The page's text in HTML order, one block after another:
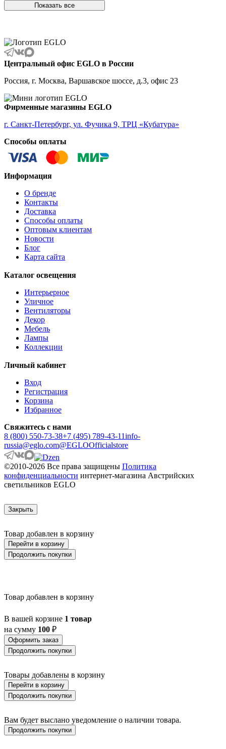
ALBARACCIN
ALCUDIA
ALDERNEY
ALMANZORA
ALMEIDA
ALMEIDA 2
ALMONTE
ALMUDAINA
ALOBRASE
ALSAGER
ALVEZ
AMADORA
AMAKUSA
AMBATOBE
AMBONDRONA
AMBORIALA
AMEZAGA
AMOATSY
AMPITABE
AMSFIELD 1
ANDASIBE
ANJABE
ANTELAO
ANTIPOLO
ANWICK
ANWICK 1
ANZINO
APRICALE
ARACENA
ARANGONA
ARANZOLA
ARENALES
ARGOLIS 2
ARISCANI
ARISCANI 2
ARNHEM
ARRECIFE
ARTANA
ASBY
ASINDRO
ATOLLARI
AULIYE
AUROTONELLO
AUSTELL
AZAR 60
AZBARREN
BAILRIGG
BALEZZE
BALIGUIAN
BALLINA
BALMAHA
BALNARIO
BARBOTTO
BARI-M
BARNSTAPLE
BASALGO 1
BASILANO
BASILDON
BATALLAS
BAZELY
BELCREDA
BELESAR
BELLIZZI
BELLSHILL
Показать все
Центральный офис EGLO в России
Россия, г. Москва, Варшавское шоссе, д.3, офис 23
Фирменные магазины EGLO
г. Санкт-Петербург, ул. Фучика 9, ТРЦ «Кубатура»
Способы оплаты
Информация
О бренде
Контакты
Доставка
Способы оплаты
Оптовым клиентам
Новости
Блог
Карта сайта
Каталог освещения
Интерьерное
Уличное
Вентиляторы
Декор
Мебель
Лампы
Коллекции
Личный кабинет
Вход
Регистрация
Корзина
Избранное
Свяжитесь с нами
8 (800) 550-73-38+7 (495) 789-43-11info-
russia@eglo.com@EGLOOfficialstore
©2010-2026 Все права защищены Политика
конфиденциальности интернет-магазина Австрийских
светильников EGLO
Закрыть
Товар добавлен в корзину
Перейти в корзину
Продолжить покупки
Товар добавлен в корзину
В вашей корзине 1 товар
на сумму 100 ₽
Оформить заказ
Продолжить покупки
Товары добавлены в корзину
Перейти в корзину
Продолжить покупки
Вам будет выслано уведомление о наличии товара.
Продолжить покупки